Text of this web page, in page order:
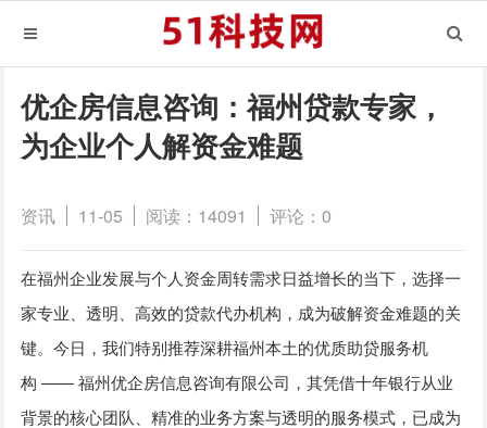
优企房信息咨询：福州贷款专家，
为企业个人解资金难题
资讯 11-05 阅读：14091 评论：0
在福州企业发展与个人资金周转需求日益增长的当下，选择一
家专业、透明、高效的贷款代办机构，成为破解资金难题的关
键。今日，我们特别推荐深耕福州本土的优质助贷服务机
构 ——福州优企房信息咨询有限公司，其凭借十年银行从业
背景的核心团队、精准的业务方案与透明的服务模式，已成为